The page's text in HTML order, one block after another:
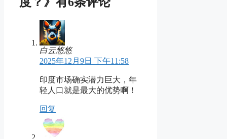
白云悠悠
2025年12月9日 下午11:58
印度市场确实潜力巨大，年
轻人口就是最大的优势啊！
回复